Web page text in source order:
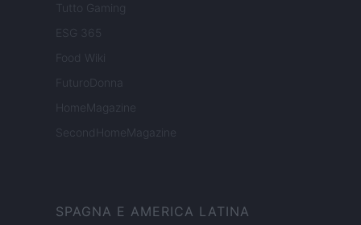
Tutto Gaming
ESG 365
Food Wiki
FuturoDonna
HomeMagazine
SecondHomeMagazine
SPAGNA E AMERICA LATINA